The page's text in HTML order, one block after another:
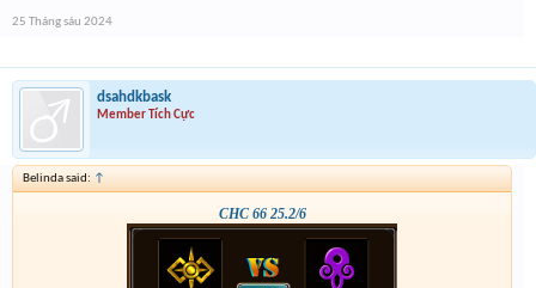
25 Tháng sáu 2024
dsahdkbask
Member Tích Cực
Belinda said: ↑
CHC 66 25.2/6